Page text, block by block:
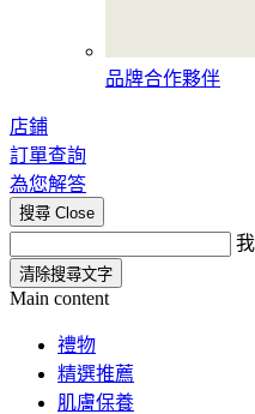
品牌合作夥伴
店鋪
訂單查詢
為您解答
搜尋 Close
清除搜尋文字
Main content
禮物
精選推薦
肌膚保養